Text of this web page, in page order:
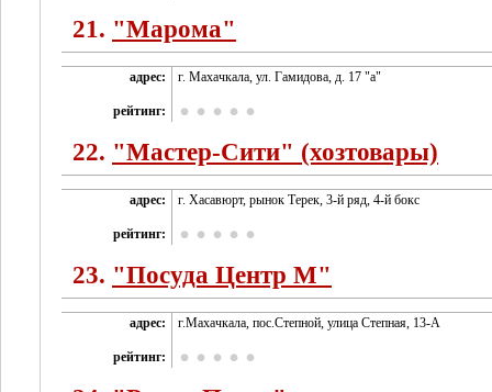
21. "Марома"
адрес: г. Махачкала, ул. Гамидова, д. 17 "а"
рейтинг:
22. "Мастер-Сити" (хозтовары)
адрес: г. Хасавюрт, рынок Терек, 3-й ряд, 4-й бокс
рейтинг:
23. "Посуда Центр М"
адрес: г.Махачкала, пос.Степной, улица Степная, 13-А
рейтинг: